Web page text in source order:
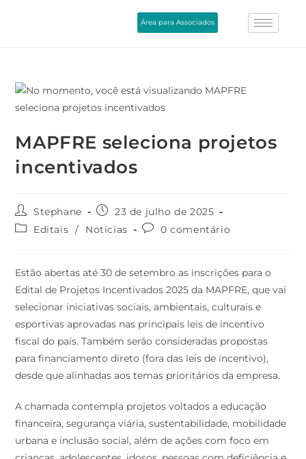
Área para Associados
MAPFRE seleciona projetos
incentivados
Stephane
23 de julho de 2025
Editais / Notícias 0 comentário
Estão abertas até 30 de setembro as inscrições para o
Edital de Projetos Incentivados 2025 da MAPFRE, que vai
selecionar iniciativas sociais, ambientais, culturais e
esportivas aprovadas nas principais leis de incentivo
fiscal do país. Também serão consideradas propostas
para financiamento direto (fora das leis de incentivo),
desde que alinhadas aos temas prioritários da empresa.
A chamada contempla projetos voltados a educação
financeira, segurança viária, sustentabilidade, mobilidade
urbana e inclusão social, além de ações com foco em